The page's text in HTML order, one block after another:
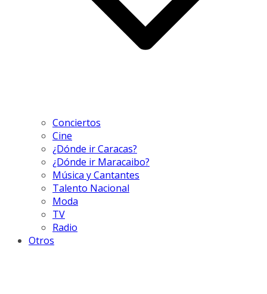
Conciertos
Cine
¿Dónde ir Caracas?
¿Dónde ir Maracaibo?
Música y Cantantes
Talento Nacional
Moda
TV
Radio
Otros